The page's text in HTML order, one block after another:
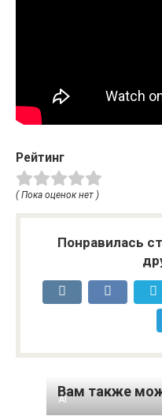
Рейтинг
( Пока оценок нет )
Понравилась
Вам также
AI